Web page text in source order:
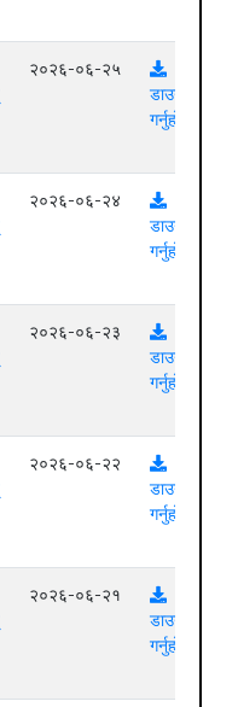
२०२६-०६-२५
डाउनलोड
गर्नुहोस्
२०२६-०६-२४
डाउनलोड
गर्नुहोस्
२०२६-०६-२३
डाउनलोड
गर्नुहोस्
२०२६-०६-२२
डाउनलोड
गर्नुहोस्
२०२६-०६-२१
डाउनलोड
गर्नुहोस्